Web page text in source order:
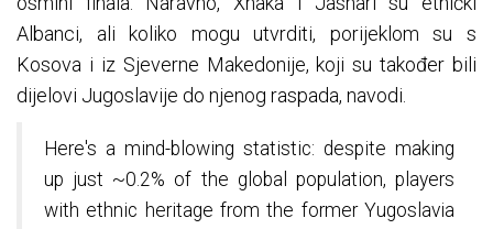
Albanci, ali koliko mogu utvrditi, porijeklom su s
Kosova i iz Sjeverne Makedonije, koji su također bili
dijelovi Jugoslavije do njenog raspada, navodi.
Here's a mind-blowing statistic: despite making
up just ~0.2% of the global population, players
with ethnic heritage from the former Yugoslavia